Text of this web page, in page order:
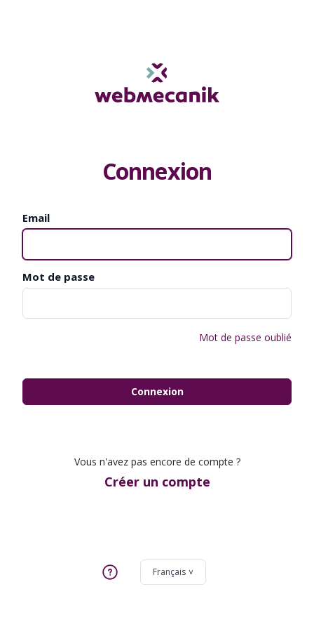
Connexion
Email
Mot de passe
Mot de passe oublié
Connexion
Vous n'avez pas encore de compte ?
Créer un compte
Français